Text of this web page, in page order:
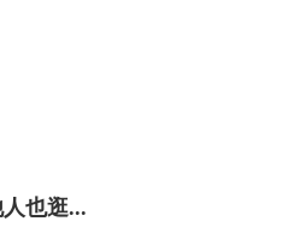
也逛...